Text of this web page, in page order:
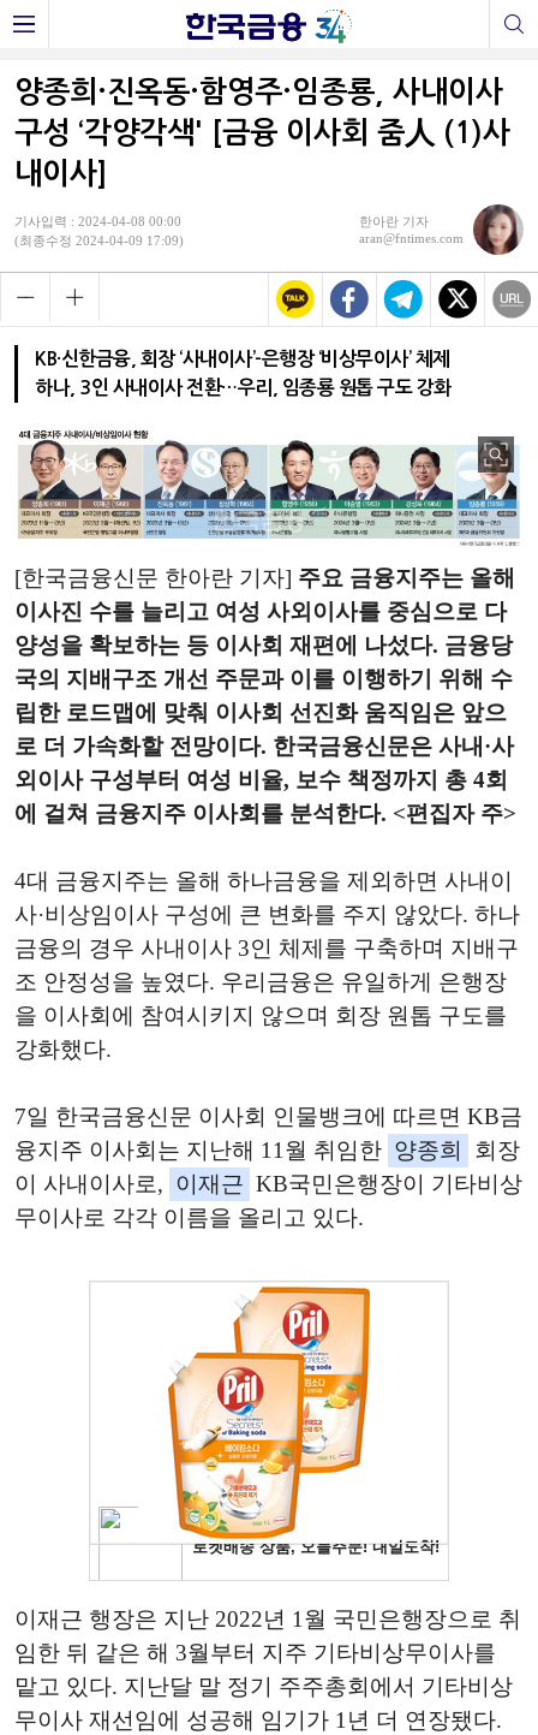
양종희·진옥동·함영주·임종룡, 사내이사
구성 ‘각양각색' [금융 이사회 줌人 (1)사
내이사]
기사입력 : 2024-04-08 00:00
(최종수정 2024-04-09 17:09)
한아란 기자
aran@fntimes.com
KB·신한금융, 회장 ‘사내이사’-은행장 ‘비상무이사’ 체제
하나, 3인 사내이사 전환…우리, 임종룡 원톱 구도 강화
[한국금융신문 한아란 기자] 주요 금융지주는 올해
이사진 수를 늘리고 여성 사외이사를 중심으로 다
양성을 확보하는 등 이사회 재편에 나섰다. 금융당
국의 지배구조 개선 주문과 이를 이행하기 위해 수
립한 로드맵에 맞춰 이사회 선진화 움직임은 앞으
로 더 가속화할 전망이다. 한국금융신문은 사내·사
외이사 구성부터 여성 비율, 보수 책정까지 총 4회
에 걸쳐 금융지주 이사회를 분석한다. <편집자 주>
4대 금융지주는 올해 하나금융을 제외하면 사내이
사·비상임이사 구성에 큰 변화를 주지 않았다. 하나
금융의 경우 사내이사 3인 체제를 구축하며 지배구
조 안정성을 높였다. 우리금융은 유일하게 은행장
을 이사회에 참여시키지 않으며 회장 원톱 구도를
강화했다.
7일 한국금융신문 이사회 인물뱅크에 따르면 KB금
융지주 이사회는 지난해 11월 취임한 양종희
회장
이 사내이사로, 이재근 KB국민은행장이 기타비상
무이사로 각각 이름을 올리고 있다.
이재근 행장은 지난 2022년 1월 국민은행장으로 취
임한 뒤 같은 해 3월부터 지주 기타비상무이사를
맡고 있다. 지난달 말 정기 주주총회에서 기타비상
무이사 재선임에 성공해 임기가 1년 더 연장됐다.